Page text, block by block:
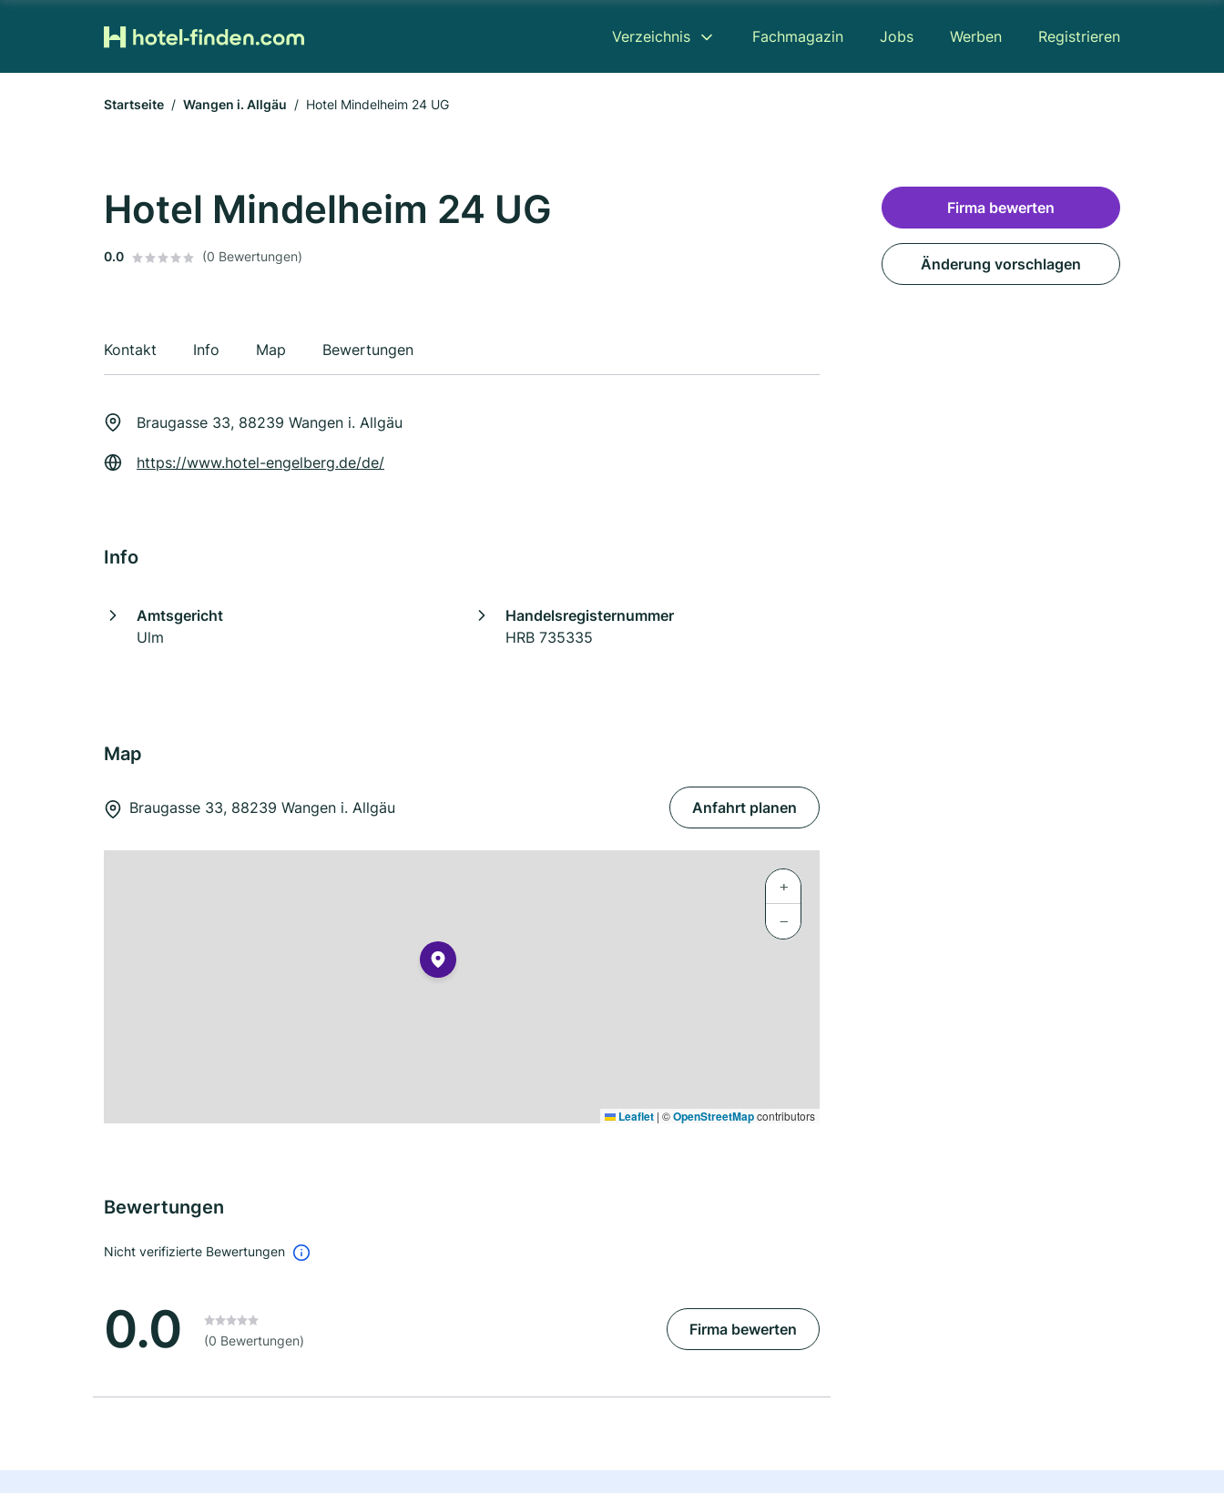
Verzeichnis Fachmagazin Jobs Werben Registrieren
Startseite Wangen i. Allgäu Hotel Mindelheim 24 UG
Hotel Mindelheim 24 UG
0.0 (0 Bewertungen)
Kontakt Info Map Bewertungen
Braugasse 33, 88239 Wangen i. Allgäu
https://www.hotel-engelberg.de/de/
Info
Amtsgericht
Ulm
Handelsregisternummer
HRB 735335
Map
Braugasse 33, 88239 Wangen i. Allgäu Anfahrt planen
+
−
Leaflet | ©OpenStreetMapcontributors
Bewertungen
Nicht verifizierte Bewertungen
0.0 (0 Bewertungen)
Firma bewerten
Firma bewerten
Änderung vorschlagen